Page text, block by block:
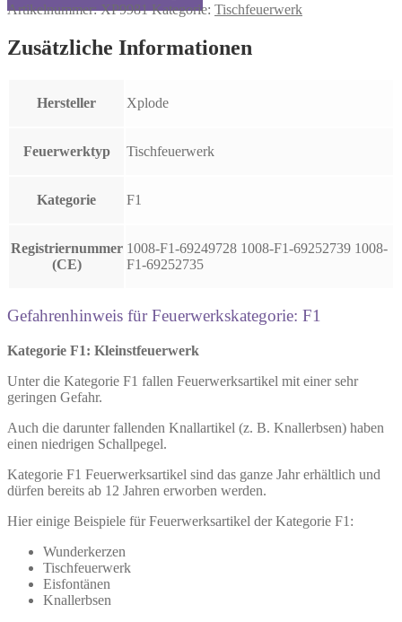
Artikelnummer:XP9981 Kategorie: Tischfeuerwerk
Zusätzliche Informationen
Hersteller Xplode
Feuerwerktyp Tischfeuerwerk
Kategorie F1
Registriernummer
(CE)
1008-F1-69249728 1008-F1-69252739 1008-
F1-69252735
Gefahrenhinweis für Feuerwerkskategorie: F1
Kategorie F1: Kleinstfeuerwerk
Unter die Kategorie F1 fallen Feuerwerksartikel mit einer sehr
geringen Gefahr.
Auch die darunter fallenden Knallartikel (z. B. Knallerbsen) haben
einen niedrigen Schallpegel.
Kategorie F1 Feuerwerksartikel sind das ganze Jahr erhältlich und
dürfen bereits ab 12 Jahren erworben werden.
Hier einige Beispiele für Feuerwerksartikel der Kategorie F1:
Wunderkerzen
Tischfeuerwerk
Eisfontänen
Knallerbsen